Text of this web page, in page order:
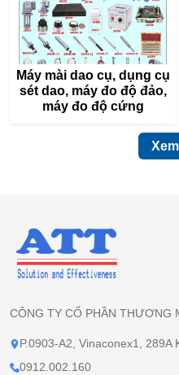
Máy mài dao cụ, dụng cụ
sét dao, máy đo độ đảo,
máy đo độ cứng
CÔNG TY CỔ PHẦN THƯƠNG
P.0903-A2, Vinaconex1, 289A
0912.002.160